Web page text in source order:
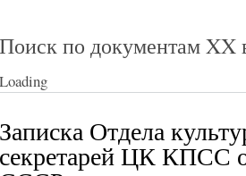
Поиск по документам XX
Loading
Записка Отдела
секретарей ЦК КПСС